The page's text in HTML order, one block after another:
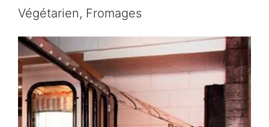
Végétarien, Fromages